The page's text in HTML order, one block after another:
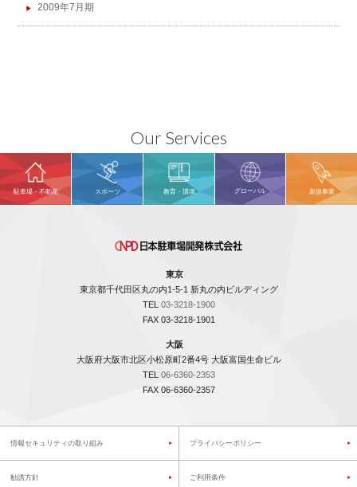
2009年7月期
Our Services
駐車場・不動産 スポーツ 教育・環境 グローバル 新規事業
東京
東京都千代田区丸の内1-5-1 新丸の内ビルディング
TEL 03-3218-1900
FAX 03-3218-1901
大阪
大阪府大阪市北区小松原町2番4号 大阪富国生命ビル
TEL 06-6360-2353
FAX 06-6360-2357
情報セキュリティの取り組み プライバシーポリシー
勧誘方針 ご利用条件